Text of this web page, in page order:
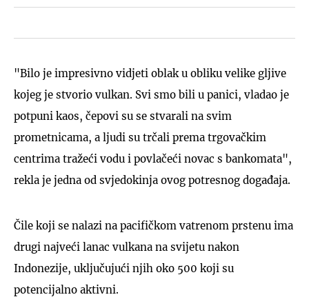
"Bilo je impresivno vidjeti oblak u obliku velike gljive
kojeg je stvorio vulkan. Svi smo bili u panici, vladao je
potpuni kaos, čepovi su se stvarali na svim
prometnicama, a ljudi su trčali prema trgovačkim
centrima tražeći vodu i povlačeći novac s bankomata",
rekla je jedna od svjedokinja ovog potresnog događaja.
Čile koji se nalazi na pacifičkom vatrenom prstenu ima
drugi najveći lanac vulkana na svijetu nakon
Indonezije, uključujući njih oko 500 koji su
potencijalno aktivni.